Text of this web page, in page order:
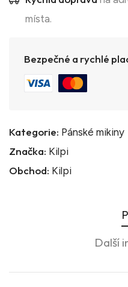
místa.
Bezpečné a rychlé
Kategorie: Pánské mikiny
Značka: Kilpi
Obchod: Kilpi
Další